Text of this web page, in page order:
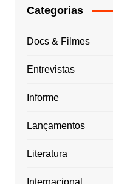
Categorias
Docs & Filmes
Entrevistas
Informe
Lançamentos
Literatura
Internacional